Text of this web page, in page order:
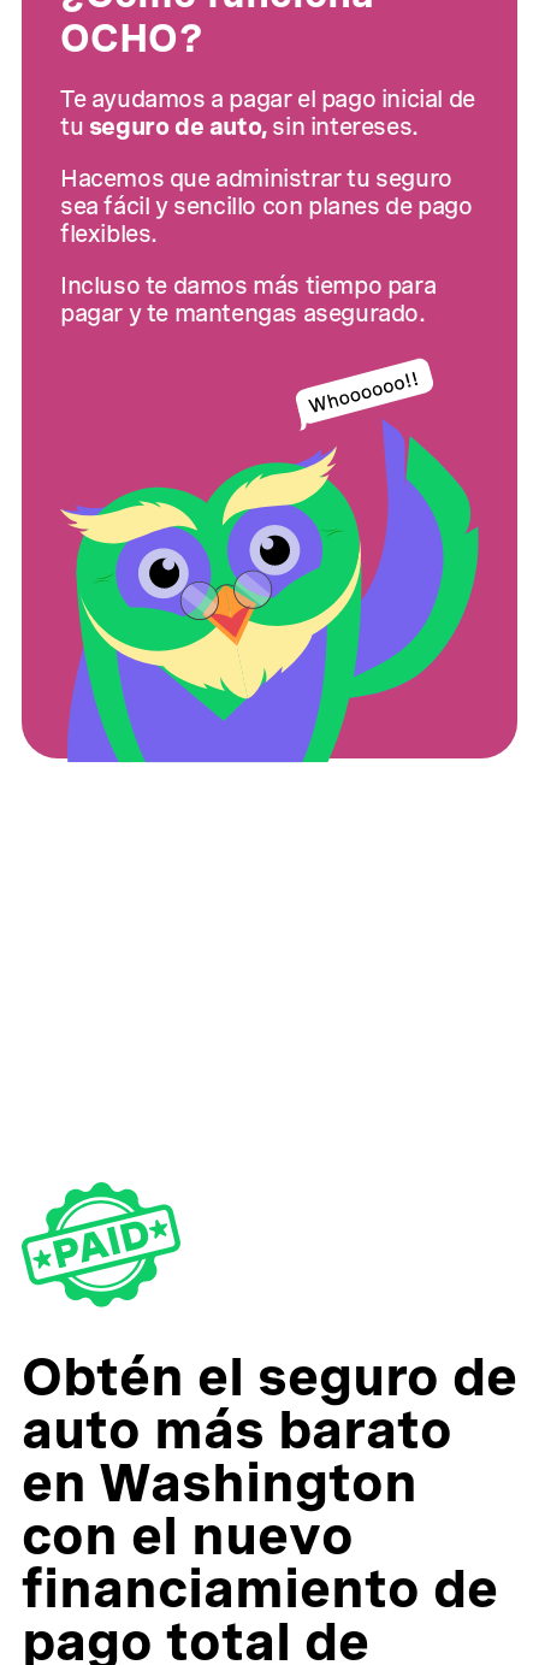
OCHO?
Te ayudamos a pagar el pago inicial de
tu seguro de auto,sin intereses.
Hacemos que administrar tu seguro
sea fácil y sencillo con planes de pago
flexibles.
Incluso te damos más tiempo para
pagar y te mantengas asegurado.
Obtén el seguro de
auto más barato
en Washington
con el nuevo
financiamiento de
pago total de